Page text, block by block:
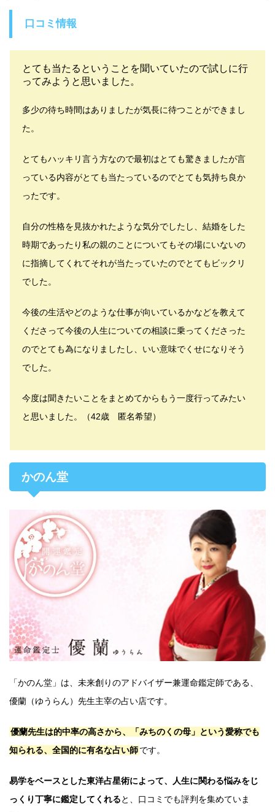
口コミ情報
とても当たるということを聞いていたので試しに行
ってみようと思いました。
多少の待ち時間はありましたが気長に待つことができまし
た。
とてもハッキリ言う方なので最初はとても驚きましたが言
っている内容がとても当たっているのでとても気持ち良か
ったです。
自分の性格を見抜かれたような気分でしたし、結婚をした
時期であったり私の親のことについてもその場にいないの
に指摘してくれてそれが当たっていたのでとてもビックリ
でした。
今後の生活やどのような仕事が向いているかなどを教えて
くださって今後の人生についての相談に乗ってくださった
のでとても為になりましたし、いい意味でくせになりそう
でした。
今度は聞きたいことをまとめてからもう一度行ってみたい
と思いました。（42歳 匿名希望）
かのん堂
「かのん堂」は、未来創りのアドバイザー兼運命鑑定師である、
優蘭（ゆうらん）先生主宰の占い店です。
優蘭先生は的中率の高さから、「みちのくの母」という愛称でも
知られる、全国的に有名な占い師です。
易学をベースとした東洋占星術によって、人生に関わる悩みをじ
っくり丁寧に鑑定してくれると、口コミでも評判を集めていま